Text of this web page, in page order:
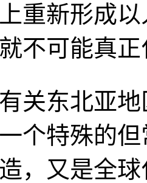
重新形成
不可能真
关东北亚
个特殊的
，又是全